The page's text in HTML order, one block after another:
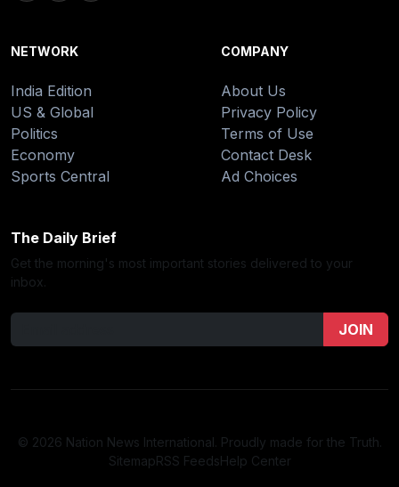
NETWORK
India Edition
US & Global
Politics
Economy
Sports Central
COMPANY
About Us
Privacy Policy
Terms of Use
Contact Desk
Ad Choices
The Daily Brief
Get the morning's most important stories delivered to your
inbox.
JOIN
© 2026 Nation News International. Proudly made for the Truth.
SitemapRSS FeedsHelp Center